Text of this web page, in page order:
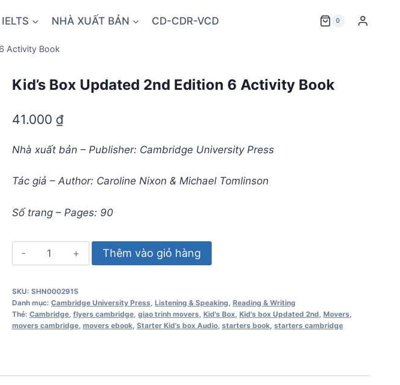
IELTS NHÀ XUẤT BẢN CD-CDR-VCD 0
Activity Book
Kid’s Box Updated 2nd Edition 6 Activity Book
41.000 ₫
Nhà xuất bản – Publisher: Cambridge University Press
Tác giả – Author: Caroline Nixon & Michael Tomlinson
Số trang – Pages: 90
Kid's
Box
2nd
Edition
6
số
Thêm vào giỏ hàng
SKU: SHN0002915
Danh mục: Cambridge University Press Listening & Speaking Reading & Writing
Thẻ: Cambridge, flyers cambridge, giao trinh movers Kid's Box Kid's box Updated 2nd Movers
movers cambridge, movers ebook, Starter Kid's box Audio, starters book, starters cambridge